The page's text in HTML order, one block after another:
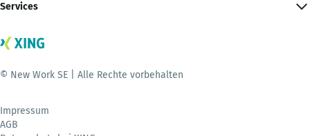
Services
© New Work SE | Alle Rechte vorbehalten
Impressum
AGB